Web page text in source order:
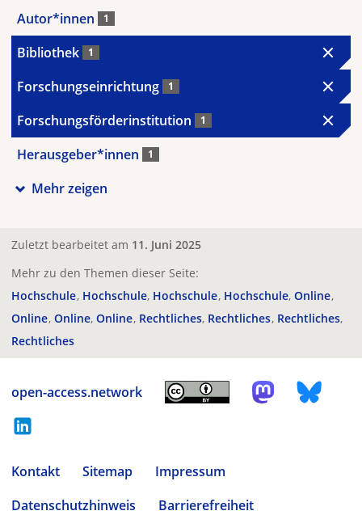
Autor*innen 1
Bibliothek 1
Forschungseinrichtung 1
Forschungsförderinstitution 1
Herausgeber*innen 1
Mehr zeigen
Zuletzt bearbeitet am 11. Juni 2025
Mehr zu den Themen dieser Seite:
Hochschule Hochschule Hochschule Hochschule Online
Online Online Online Rechtliches Rechtliches Rechtliches
Rechtliches
open-access.network
Kontakt Sitemap
Impressum
Datenschutzhinweis
Barrierefreiheit